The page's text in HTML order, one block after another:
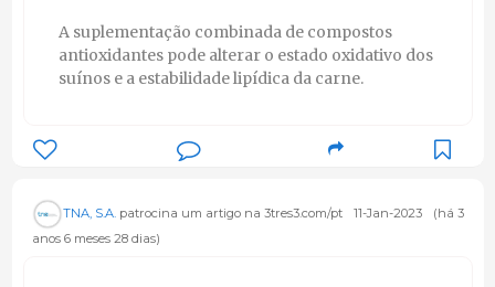
A suplementação combinada de compostos
antioxidantes pode alterar o estado oxidativo dos
suínos e a estabilidade lipídica da carne.
TNA, S.A.patrocina um artigo na 3tres3.com/pt 11-Jan-2023
(há 3
anos 6 meses 28 dias)